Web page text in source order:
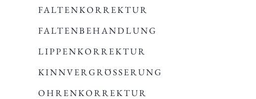
FALTENKORREKTUR
FALTENBEHANDLUNG
LIPPENKORREKTUR
KINNVERGRÖSSERUNG
OHRENKORREKTUR